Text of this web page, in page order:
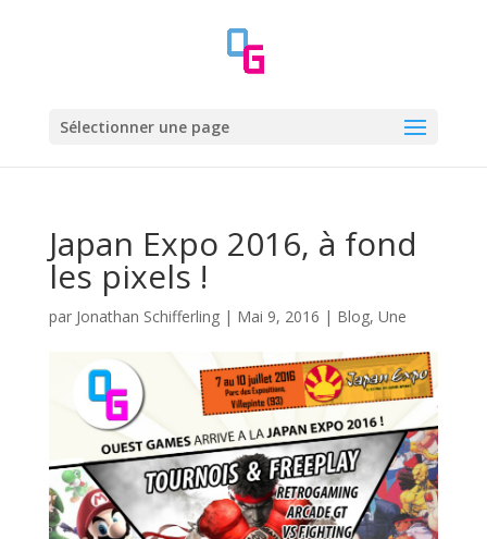
Sélectionner une page
Japan Expo 2016, à fond
les pixels !
par Jonathan Schifferling| Mai 9, 2016 | Blog, Une